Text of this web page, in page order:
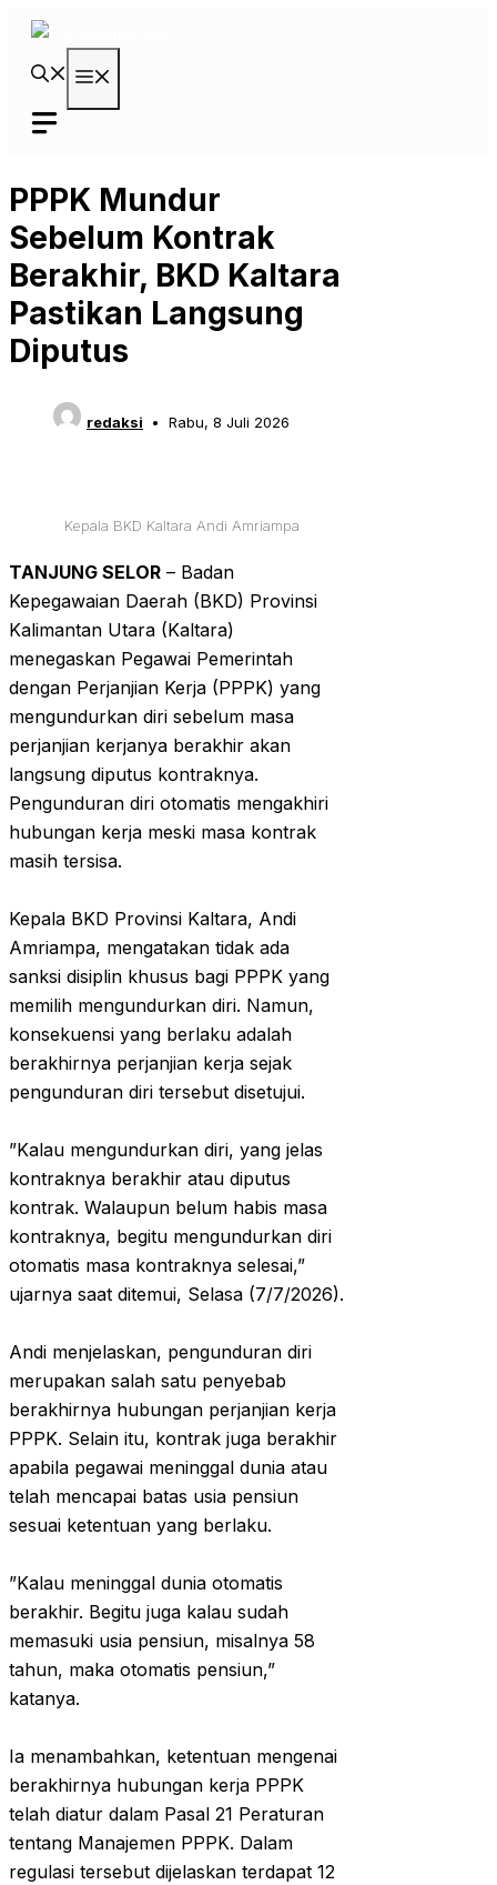
Langsung
‎PPPK Mundur
Sebelum Kontrak
Berakhir, BKD Kaltara
Pastikan Langsung
Diputus‎
redaksi Rabu, 8 Juli 2026
Kepala BKD Kaltara Andi Amriampa
TANJUNG SELOR – Badan
Kepegawaian Daerah (BKD) Provinsi
Kalimantan Utara (Kaltara)
menegaskan Pegawai Pemerintah
dengan Perjanjian Kerja (PPPK) yang
mengundurkan diri sebelum masa
perjanjian kerjanya berakhir akan
langsung diputus kontraknya.
Pengunduran diri otomatis mengakhiri
hubungan kerja meski masa kontrak
masih tersisa.
‎Kepala BKD Provinsi Kaltara, Andi
Amriampa, mengatakan tidak ada
sanksi disiplin khusus bagi PPPK yang
memilih mengundurkan diri. Namun,
konsekuensi yang berlaku adalah
berakhirnya perjanjian kerja sejak
pengunduran diri tersebut disetujui.
‎”Kalau mengundurkan diri, yang jelas
kontraknya berakhir atau diputus
kontrak. Walaupun belum habis masa
kontraknya, begitu mengundurkan diri
otomatis masa kontraknya selesai,”
ujarnya saat ditemui, Selasa (7/7/2026).
‎Andi menjelaskan, pengunduran diri
merupakan salah satu penyebab
berakhirnya hubungan perjanjian kerja
PPPK. Selain itu, kontrak juga berakhir
apabila pegawai meninggal dunia atau
telah mencapai batas usia pensiun
sesuai ketentuan yang berlaku.
‎”Kalau meninggal dunia otomatis
berakhir. Begitu juga kalau sudah
memasuki usia pensiun, misalnya 58
tahun, maka otomatis pensiun,”
katanya.
‎Ia menambahkan, ketentuan mengenai
berakhirnya hubungan kerja PPPK
telah diatur dalam Pasal 21 Peraturan
tentang Manajemen PPPK. Dalam
regulasi tersebut dijelaskan terdapat 12